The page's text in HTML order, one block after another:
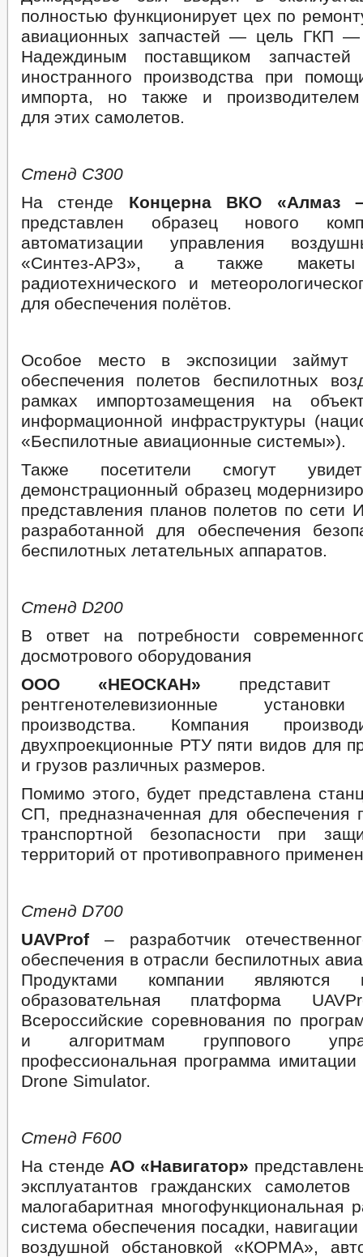
полностью функционирует цех по
авиационных запчастей — ⁠цель ГКП
Надеждиным поставщиком
иностранного производства при
импорта, но также и
для этих самолетов.
Стенд С300
На стенде Концерна ВКО «Алмаз
представлен образец нового
автоматизации управления
«Синтез-АР3», а также
радиотехнического и
для обеспечения полётов.
Особое место в экспозиции займут
обеспечения полетов беспилотных
рамках импортозамещения на
информационной инфраструктуры
«Беспилотные авиационные системы»).
Также посетители смогут
демонстрационный образец
представления планов полетов по сети
разработанной для обеспечения
беспилотных летательных аппаратов.
Стенд D200
В ответ на потребности
досмотрового оборудования
ООО «НЕОСКАН» представит
рентгенотелевизионные
производства. Компания
двухпроекционные РТУ пяти видов для
и грузов различных размеров.
Помимо этого, будет представлена
СП, предназначенная для
транспортной безопасности при
территорий от противоправного
Стенд D700
UAVProf – разработчик
обеспечения в отрасли беспилотных
Продуктами компании являются
образовательная платформа
Всероссийские соревнования по
и алгоритмам группового
профессиональная программа имитации
Drone Simulator.
Стенд F600
На стенде АО «Навигатор»
эксплуатантов гражданских
малогабаритная многофункциональная
система обеспечения посадки,
воздушной обстановкой «КОРМА»,